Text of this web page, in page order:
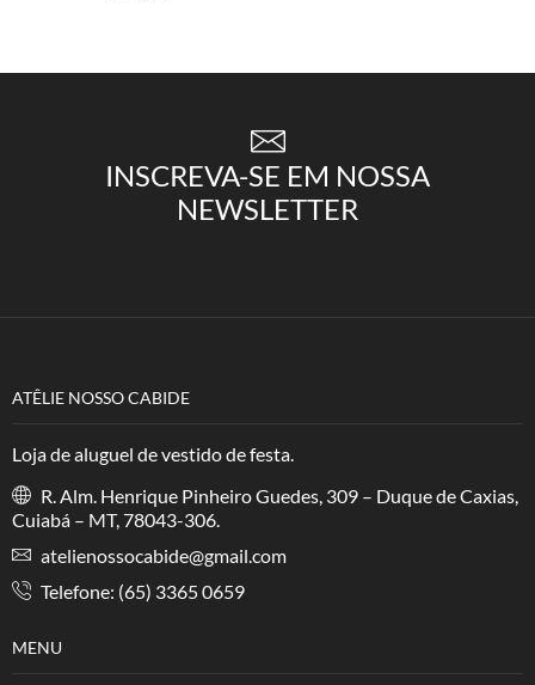
INSCREVA-SE EM NOSSA
NEWSLETTER
ATÊLIE NOSSO CABIDE
Loja de aluguel de vestido de festa.
R. Alm. Henrique Pinheiro Guedes, 309 – Duque de Caxias,
Cuiabá – MT, 78043-306.
atelienossocabide@gmail.com
Telefone: (65) 3365 0659
MENU